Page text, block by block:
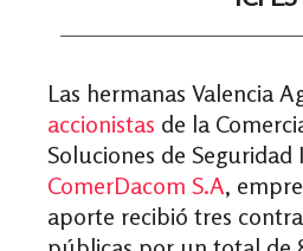
Las hermanas Valencia
accionistas de la
Soluciones de
ComerDacom S.A,
aporte recibió tres